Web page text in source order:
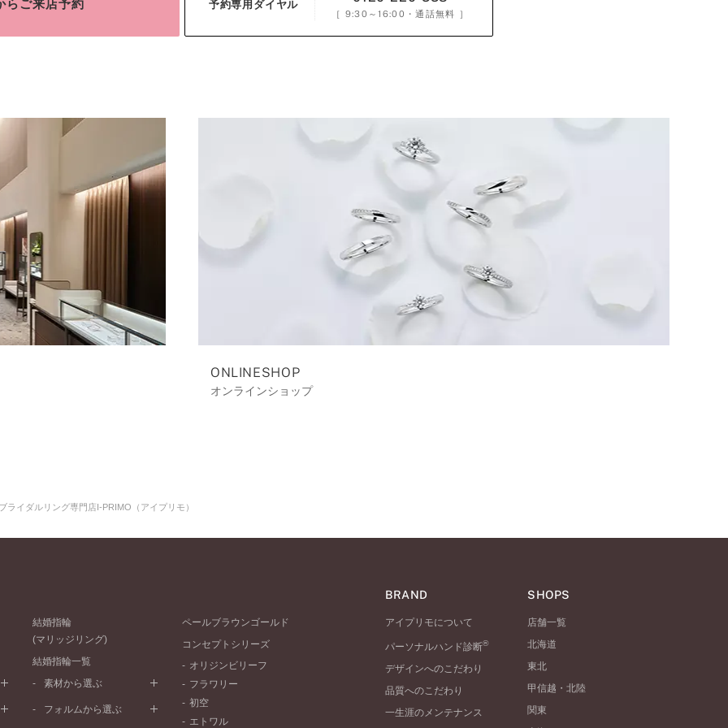
らご来店予約 予約専用ダイヤル
［ 9:30～16:00 ・通話無料 ］
ONLINESHOP
オンラインショップ
イダルリング専門店I-PRIMO（アイプリモ）
結婚指輪
(マリッジリング)
結婚指輪一覧
素材から選ぶ
プラチナ
フォルムから選ぶ
ペールブラウンゴールド
コンセプトシリーズ
オリジンビリーフ
フラワリー
初空
エトワル
BRAND
アイプリモについて
パーソナルハンド診断®
デザインへのこだわり
品質へのこだわり
一生涯のメンテナンス
SHOPS
店舗一覧
北海道
東北
甲信越・北陸
関東